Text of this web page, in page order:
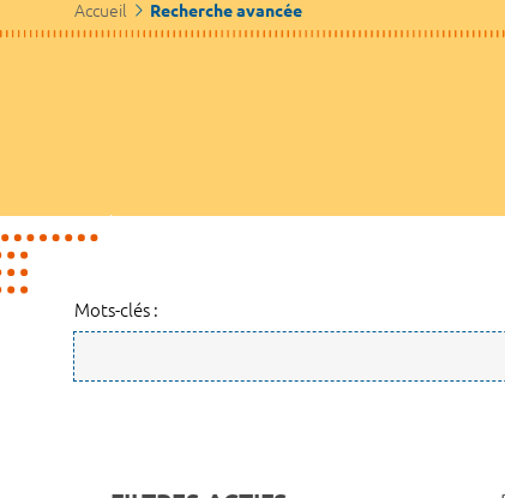
Accueil Recherche avancée
Mots-clés :